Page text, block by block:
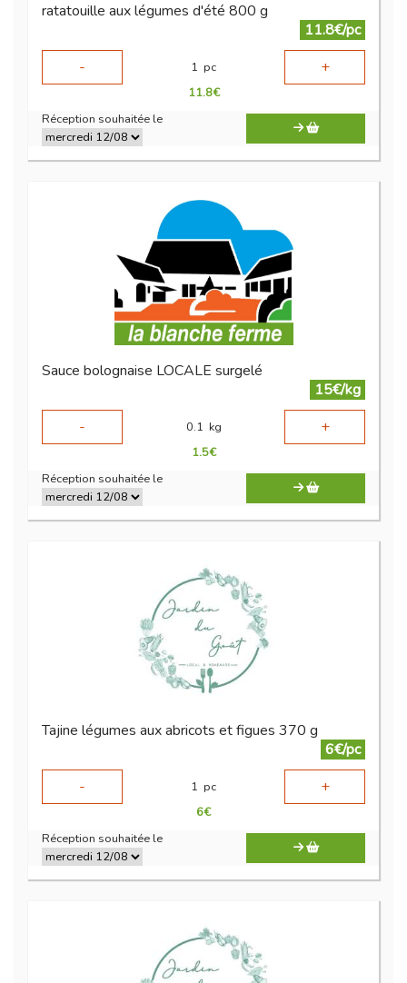
ratatouille aux légumes d'été 800 g
11.8€/pc
-
1 pc +
11.8€
Réception souhaitée le
Sauce bolognaise LOCALE surgelé
15€/kg
-
0.1 kg +
1.5€
Réception souhaitée le
Tajine légumes aux abricots et figues 370 g
6€/pc
-
1 pc +
6€
Réception souhaitée le